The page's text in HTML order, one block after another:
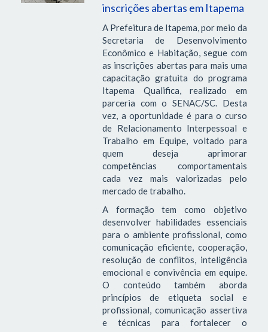
inscrições abertas em Itapema
A Prefeitura de Itapema, por meio da
Secretaria de Desenvolvimento
Econômico e Habitação, segue com
as inscrições abertas para mais uma
capacitação gratuita do programa
Itapema Qualifica, realizado em
parceria com o SENAC/SC. Desta
vez, a oportunidade é para o curso
de Relacionamento Interpessoal e
Trabalho em Equipe, voltado para
quem deseja aprimorar
competências comportamentais
cada vez mais valorizadas pelo
mercado de trabalho.
A formação tem como objetivo
desenvolver habilidades essenciais
para o ambiente profissional, como
comunicação eficiente, cooperação,
resolução de conflitos, inteligência
emocional e convivência em equipe.
O conteúdo também aborda
princípios de etiqueta social e
profissional, comunicação assertiva
e técnicas para fortalecer o